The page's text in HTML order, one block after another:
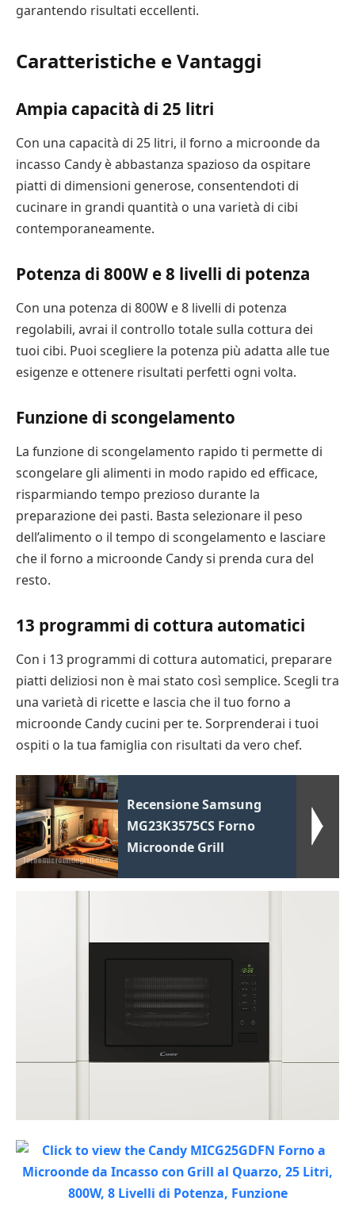
garantendo risultati eccellenti.
Caratteristiche e Vantaggi
Ampia capacità di 25 litri
Con una capacità di 25 litri, il forno a microonde da
incasso Candy è abbastanza spazioso da ospitare
piatti di dimensioni generose, consentendoti di
cucinare in grandi quantità o una varietà di cibi
contemporaneamente.
Potenza di 800W e 8 livelli di potenza
Con una potenza di 800W e 8 livelli di potenza
regolabili, avrai il controllo totale sulla cottura dei
tuoi cibi. Puoi scegliere la potenza più adatta alle tue
esigenze e ottenere risultati perfetti ogni volta.
Funzione di scongelamento
La funzione di scongelamento rapido ti permette di
scongelare gli alimenti in modo rapido ed efficace,
risparmiando tempo prezioso durante la
preparazione dei pasti. Basta selezionare il peso
dell’alimento o il tempo di scongelamento e lasciare
che il forno a microonde Candy si prenda cura del
resto.
13 programmi di cottura automatici
Con i 13 programmi di cottura automatici, preparare
piatti deliziosi non è mai stato così semplice. Scegli tra
una varietà di ricette e lascia che il tuo forno a
microonde Candy cucini per te. Sorprenderai i tuoi
ospiti o la tua famiglia con risultati da vero chef.
Recensione Samsung
MG23K3575CS Forno
Microonde Grill